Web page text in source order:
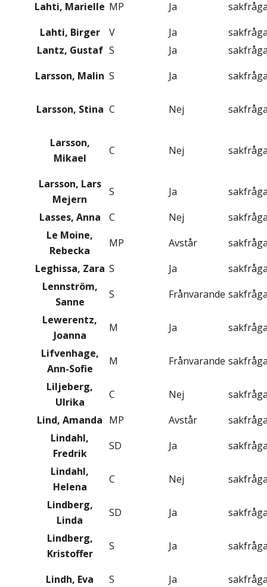
Lahti, Marielle MP Ja
Lahti, Birger
V Ja
Lantz, Gustaf S Ja
Larsson, Malin S Ja
Larsson, Stina C Nej
Larsson,
Mikael
C Nej
Larsson, Lars
Mejern
S Ja
Lasses, Anna
C Nej
Le Moine,
Rebecka
MP Avstår
Leghissa, Zara S Ja
Lennström,
Sanne
S Frånvarande
Lewerentz,
Joanna
M Ja
Lifvenhage,
Ann-Sofie
M Frånvarande
Liljeberg,
Ulrika
C Nej
Lind, Amanda MP Avstår
Lindahl,
Fredrik
SD Ja
Lindahl,
Helena
C Nej
Lindberg,
Linda
SD Ja
Lindberg,
Kristoffer
S Ja
Lindh, Eva S Ja